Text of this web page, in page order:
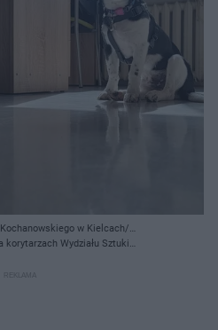
w Kielcach/
Wydziału Sztuki